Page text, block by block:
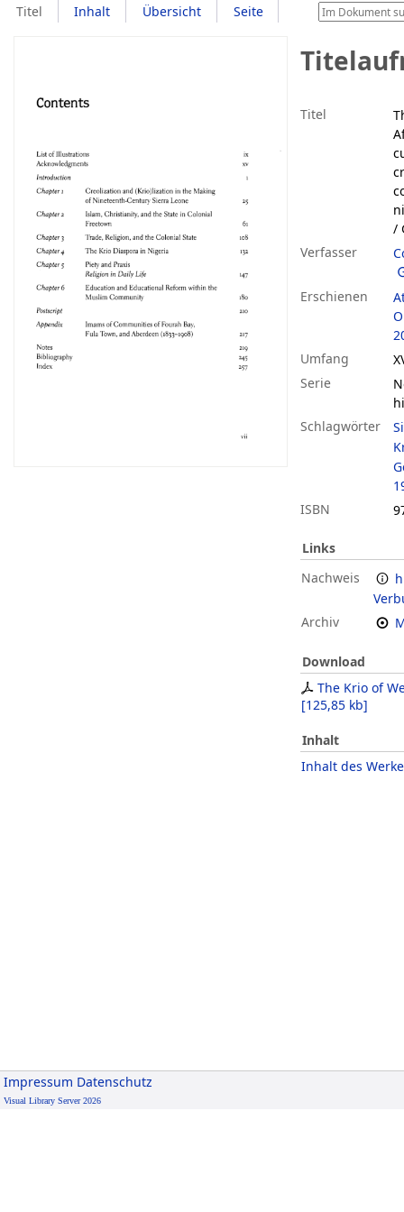
Titel Inhalt Übersicht Seite
Titel
/
Verfasser
Erschienen
Umfang
Serie
Schlagwörter
ISBN
Links
Nachweis
Archiv
Download
The Krio of
[125,85 kb]
Inhalt
Inhalt des
Impressum Datenschutz
Visual Library Server 2026